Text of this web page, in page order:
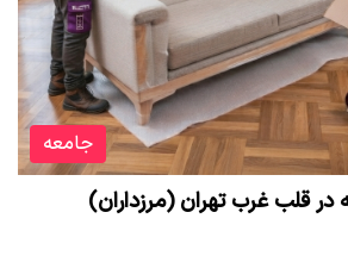
جامعه
قلب غرب تهران (مرزداران)